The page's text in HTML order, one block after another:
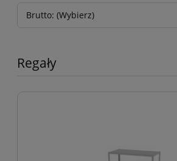
Brutto: (Wybierz)
Regały